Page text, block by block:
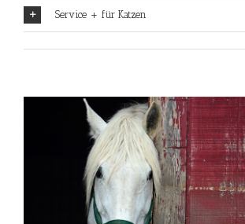
Service + für Katzen